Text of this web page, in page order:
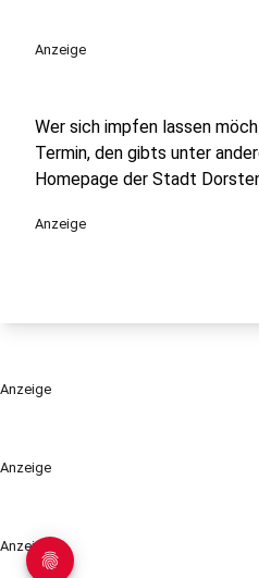
Anzeige
Anzeige
Anzeige
Wer sich impfen lassen
Termin, den gibts unter
Homepage der Stadt
Anzeige
Anzeige